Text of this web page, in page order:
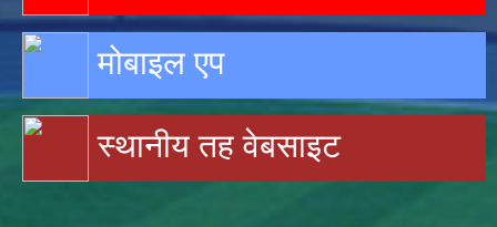
मोबाइल एप
स्थानीय तह वेबसाइट